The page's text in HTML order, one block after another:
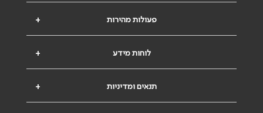
+ פעולות מהירות
+ לוחות מידע
+ תנאים ומדיניות